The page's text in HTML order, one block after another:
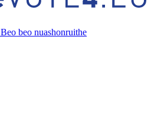
Beo beo nuashonruithe